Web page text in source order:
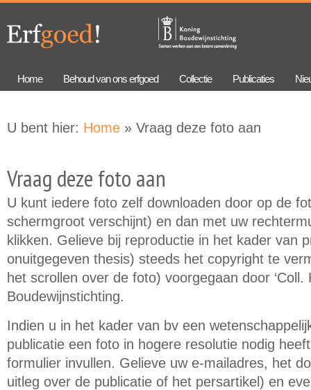
gaan
navigation
Home Behoud van ons erfgoed Collectie Publicaties
U bent hier: Home » Vraag deze foto aan
Vraag deze foto aan
U kunt iedere foto zelf downloaden door op de
schermgroot verschijnt) en dan met uw
klikken. Gelieve bij reproductie in het kader van
onuitgegeven thesis) steeds het copyright te
het scrollen over de foto) voorgegaan door ‘Coll.
Boudewijnstichting.
Indien u in het kader van bv een
publicatie een foto in hogere resolutie nodig
formulier invullen. Gelieve uw e-mailadres, het
uitleg over de publicatie of het persartikel) en